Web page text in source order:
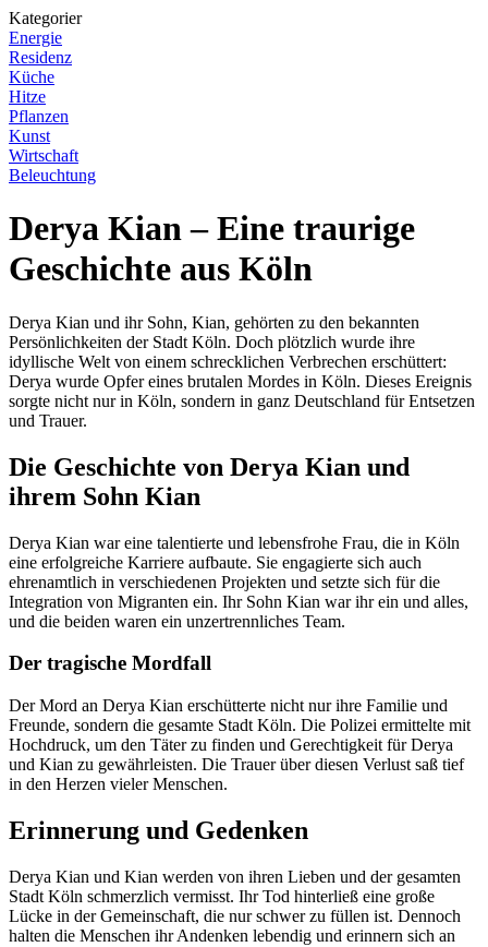
Kategorier
Energie
Residenz
Küche
Hitze
Pflanzen
Kunst
Wirtschaft
Beleuchtung
Derya Kian – Eine traurige
Geschichte aus Köln
Derya Kian und ihr Sohn, Kian, gehörten zu den bekannten
Persönlichkeiten der Stadt Köln. Doch plötzlich wurde ihre
idyllische Welt von einem schrecklichen Verbrechen erschüttert:
Derya wurde Opfer eines brutalen Mordes in Köln. Dieses Ereignis
sorgte nicht nur in Köln, sondern in ganz Deutschland für Entsetzen
und Trauer.
Die Geschichte von Derya Kian und
ihrem Sohn Kian
Derya Kian war eine talentierte und lebensfrohe Frau, die in Köln
eine erfolgreiche Karriere aufbaute. Sie engagierte sich auch
ehrenamtlich in verschiedenen Projekten und setzte sich für die
Integration von Migranten ein. Ihr Sohn Kian war ihr ein und alles,
und die beiden waren ein unzertrennliches Team.
Der tragische Mordfall
Der Mord an Derya Kian erschütterte nicht nur ihre Familie und
Freunde, sondern die gesamte Stadt Köln. Die Polizei ermittelte mit
Hochdruck, um den Täter zu finden und Gerechtigkeit für Derya
und Kian zu gewährleisten. Die Trauer über diesen Verlust saß tief
in den Herzen vieler Menschen.
Erinnerung und Gedenken
Derya Kian und Kian werden von ihren Lieben und der gesamten
Stadt Köln schmerzlich vermisst. Ihr Tod hinterließ eine große
Lücke in der Gemeinschaft, die nur schwer zu füllen ist. Dennoch
halten die Menschen ihr Andenken lebendig und erinnern sich an